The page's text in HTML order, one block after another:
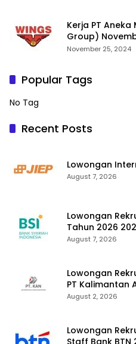
Kerja PT
Group)
November 25, 2024
Popular Tags
No Tag
Recent Posts
Lowongan
August 7, 2026
Lowongan
Tahun 2026
August 7, 2026
Lowongan
PT Kalimantan
August 2, 2026
Lowongan